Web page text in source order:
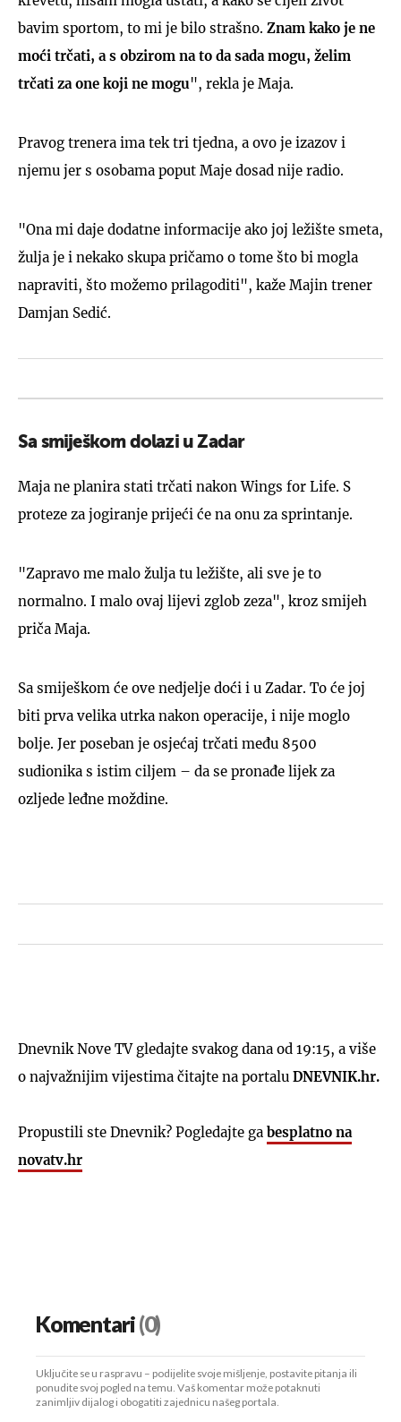
bavim sportom, to mi je bilo strašno. Znam kako je ne
moći trčati, a s obzirom na to da sada mogu, želim
trčati za one koji ne mogu", rekla je Maja.
Pravog trenera ima tek tri tjedna, a ovo je izazov i
njemu jer s osobama poput Maje dosad nije radio.
"Ona mi daje dodatne informacije ako joj ležište smeta,
žulja je i nekako skupa pričamo o tome što bi mogla
napraviti, što možemo prilagoditi", kaže Majin trener
Damjan Sedić.
Sa smiješkom dolazi u Zadar
Maja ne planira stati trčati nakon Wings for Life. S
proteze za jogiranje prijeći će na onu za sprintanje.
"Zapravo me malo žulja tu ležište, ali sve je to
normalno. I malo ovaj lijevi zglob zeza", kroz smijeh
priča Maja.
Sa smiješkom će ove nedjelje doći i u Zadar. To će joj
biti prva velika utrka nakon operacije, i nije moglo
bolje. Jer poseban je osjećaj trčati među 8500
sudionika s istim ciljem – da se pronađe lijek za
ozljede leđne moždine.
Dnevnik Nove TV gledajte svakog dana od 19:15, a više
o najvažnijim vijestima čitajte na portalu DNEVNIK.hr.
Propustili ste Dnevnik? Pogledajte ga besplatno na
novatv.hr
Komentari(0)
Uključite se u raspravu – podijelite svoje mišljenje, postavite pitanja ili
ponudite svoj pogled na temu. Vaš komentar može potaknuti
zanimljiv dijalog i obogatiti zajednicu našeg portala.